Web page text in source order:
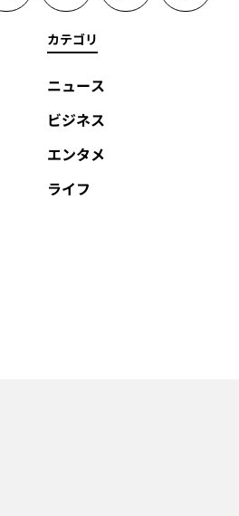
カテゴリ
ニュース
ビジネス
エンタメ
ライフ